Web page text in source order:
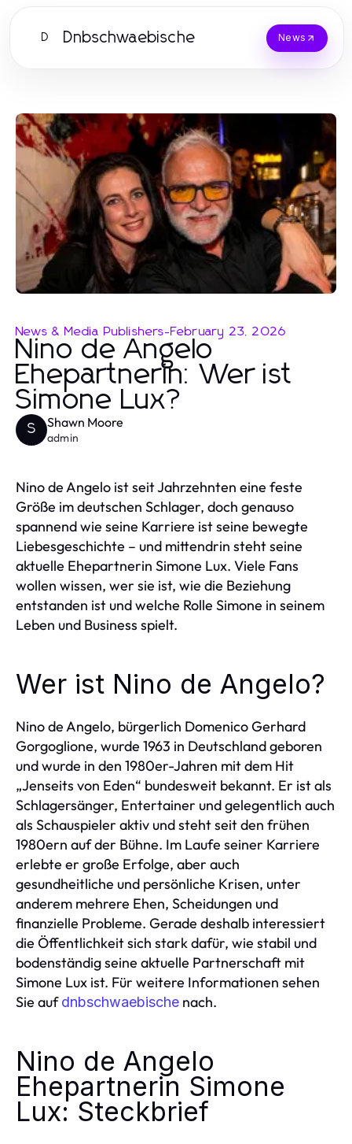
D Dnbschwaebische News
News & Media Publishers-February 23, 2026
Nino de Angelo
Ehepartnerin: Wer ist
Simone Lux?
S Shawn Moore
admin
Nino de Angelo ist seit Jahrzehnten eine feste
Größe im deutschen Schlager, doch genauso
spannend wie seine Karriere ist seine bewegte
Liebesgeschichte – und mittendrin steht seine
aktuelle Ehepartnerin Simone Lux. Viele Fans
wollen wissen, wer sie ist, wie die Beziehung
entstanden ist und welche Rolle Simone in seinem
Leben und Business spielt.
Wer ist Nino de Angelo?
Nino de Angelo, bürgerlich Domenico Gerhard
Gorgoglione, wurde 1963 in Deutschland geboren
und wurde in den 1980er-Jahren mit dem Hit
„Jenseits von Eden“ bundesweit bekannt. Er ist als
Schlagersänger, Entertainer und gelegentlich auch
als Schauspieler aktiv und steht seit den frühen
1980ern auf der Bühne. Im Laufe seiner Karriere
erlebte er große Erfolge, aber auch
gesundheitliche und persönliche Krisen, unter
anderem mehrere Ehen, Scheidungen und
finanzielle Probleme. Gerade deshalb interessiert
die Öffentlichkeit sich stark dafür, wie stabil und
bodenständig seine aktuelle Partnerschaft mit
Simone Lux ist. Für weitere Informationen sehen
Sie aufdnbschwaebische nach.
Nino de Angelo
Ehepartnerin Simone
Lux: Steckbrief